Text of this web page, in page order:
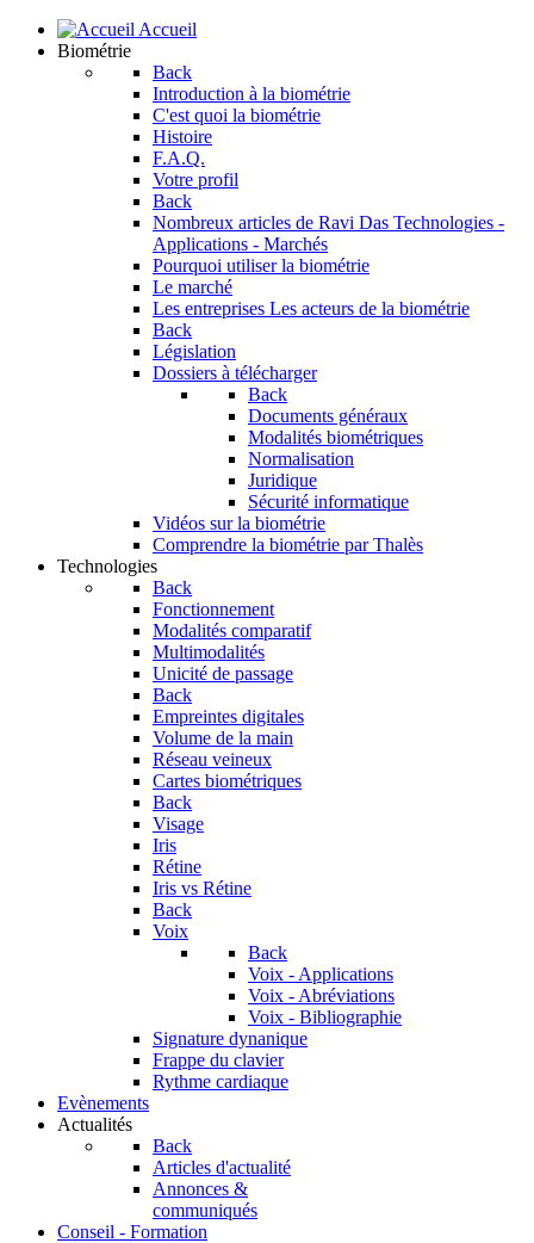
Accueil
Biométrie
Back
Introduction à la biométrie
C'est quoi la biométrie
Histoire
F.A.Q.
Votre profil
Back
Nombreux articles de Ravi Das Technologies -
Applications - Marchés
Pourquoi utiliser la biométrie
Le marché
Les entreprises Les acteurs de la biométrie
Back
Législation
Dossiers à télécharger
Back
Documents généraux
Modalités biométriques
Normalisation
Juridique
Sécurité informatique
Vidéos sur la biométrie
Comprendre la biométrie par Thalès
Technologies
Back
Fonctionnement
Modalités comparatif
Multimodalités
Unicité de passage
Back
Empreintes digitales
Volume de la main
Réseau veineux
Cartes biométriques
Back
Visage
Iris
Rétine
Iris vs Rétine
Back
Voix
Back
Voix - Applications
Voix - Abréviations
Voix - Bibliographie
Signature dynanique
Frappe du clavier
Rythme cardiaque
Evènements
Actualités
Back
Articles d'actualité
Annonces &
communiqués
Conseil - Formation